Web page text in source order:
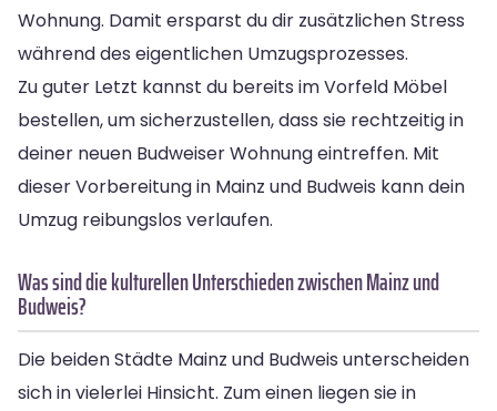
Wohnung. Damit ersparst du dir zusätzlichen Stress
während des eigentlichen Umzugsprozesses.
Zu guter Letzt kannst du bereits im Vorfeld Möbel
bestellen, um sicherzustellen, dass sie rechtzeitig in
deiner neuen Budweiser Wohnung eintreffen. Mit
dieser Vorbereitung in Mainz und Budweis kann dein
Umzug reibungslos verlaufen.
Was sind die kulturellen Unterschieden zwischen Mainz und
Budweis?
Die beiden Städte Mainz und Budweis unterscheiden
sich in vielerlei Hinsicht. Zum einen liegen sie in